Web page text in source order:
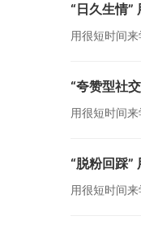
“日久生情”
用很短时间
“夸赞型社
用很短时间
“脱粉回踩”
用很短时间